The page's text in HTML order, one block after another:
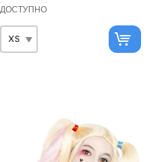
ДОСТУПНО